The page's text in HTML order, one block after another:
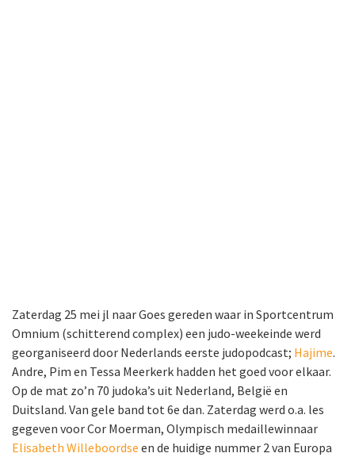
Zaterdag 25 mei jl naar Goes gereden waar in Sportcentrum
Omnium (schitterend complex) een judo-weekeinde werd
georganiseerd door Nederlands eerste judopodcast; Hajime.
Andre, Pim en Tessa Meerkerk hadden het goed voor elkaar.
Op de mat zo’n 70 judoka’s uit Nederland, België en
Duitsland. Van gele band tot 6e dan. Zaterdag werd o.a. les
gegeven voor Cor Moerman, Olympisch medaillewinnaar
Elisabeth Willeboordse en de huidige nummer 2 van Europa